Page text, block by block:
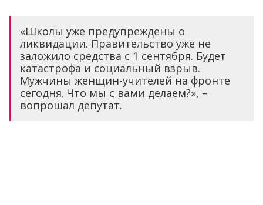
«Школы уже предупреждены о
ликвидации. Правительство уже не
заложило средства с 1 сентября. Будет
катастрофа и социальный взрыв.
Мужчины женщин-учителей на фронте
сегодня. Что мы с вами делаем?», –
вопрошал депутат.